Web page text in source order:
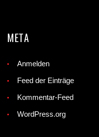
META
Anmelden
Feed der Einträge
Kommentar-Feed
WordPress.org